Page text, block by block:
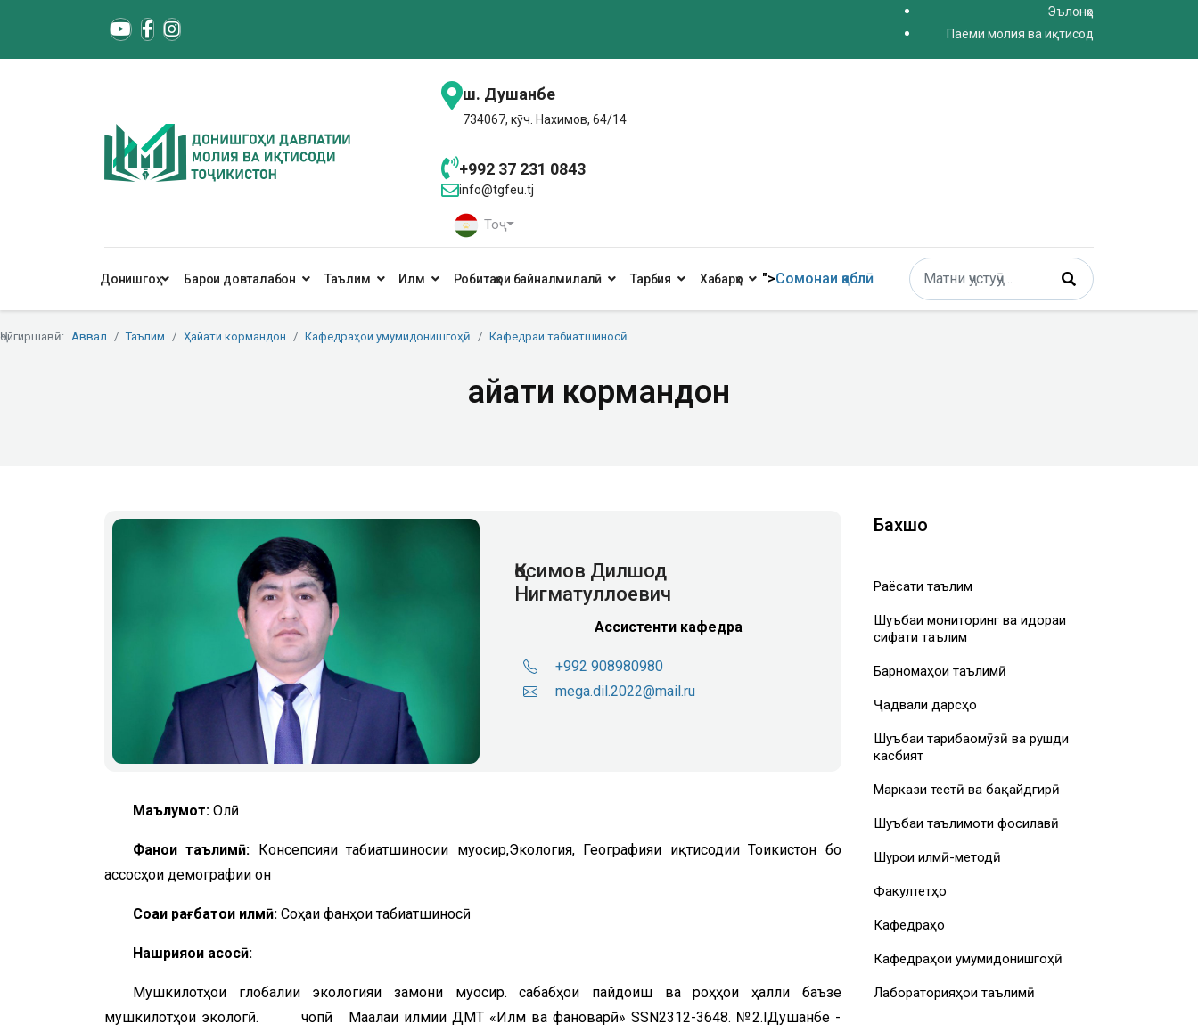
Эълонҳо
Паёми молия ва иқтисод
ш. Душанбе
734067, кӯч. Нахимов, 64/14
+992 37 231 0843
info@tgfeu.tj
Тоҷ
Донишгоҳ Барои довталабон Таълим Илм Робитаҳои байналмилалӣ Тарбия Хабарҳо ">Сомонаи қаблӣ
Поиск
Type 2 or more characters for results.
Ҷойгиршавӣ: Аввал Таълим Ҳайати кормандон Кафедраҳои умумидонишгоҳӣ Кафедраи табиатшиносӣ
Ҳайати кормандон
Қосимов Дилшод
Нигматуллоевич
Ассистенти кафедра
+992 908980980
mega.dil.2022@mail.ru
Маълумот: Олӣ
Фанҳои таълимӣ: Консепсияи табиатшиносии муосир,Экология, Географияи иқтисодии Тоҷикистон бо
ассосҳои демографии он
Соҳаи рағбатҳои илмӣ: Соҳаи фанҳои табиатшиносӣ
Нашрияҳои асосӣ:
Мушкилотҳои глобалии экологияи замони муосир. сабабҳои пайдоиш ва роҳҳои ҳалли баъзе
мушкилотҳои экологӣ. чопӣ Маҷалаи илмии ДМТ «Илм ва фановарӣ» SSN2312-3648. №2.IДушанбе -
Бахшҳо
Раёсати таълим
Шуъбаи мониторинг ва идораи
сифати таълим
Барномаҳои таълимӣ
Ҷадвали дарсҳо
Шуъбаи таҷрибаомӯзӣ ва рушди
касбият
Маркази тестӣ ва бақайдгирӣ
Шуъбаи таълимоти фосилавӣ
Шурои илмӣ-методӣ
Факултетҳо
Кафедраҳо
Кафедраҳои умумидонишгоҳӣ
Лабораторияҳои таълимӣ